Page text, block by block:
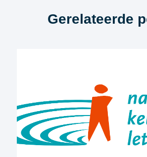
Gerelateerde